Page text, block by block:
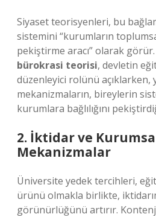
Siyaset teorisyenleri, bu
sistemini “kurumların
pekiştirme aracı” olarak görür.
bürokrasi teorisi, devletin
düzenleyici rolünü açıklarken,
mekanizmaların, bireylerin
kurumlara bağlılığını
2. İktidar ve
Mekanizmalar
Üniversite yedek tercihleri,
ürünü olmakla birlikte,
görünürlüğünü artırır.